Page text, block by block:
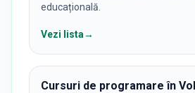
educațională.
Vezi lista→
Cursuri de programare în